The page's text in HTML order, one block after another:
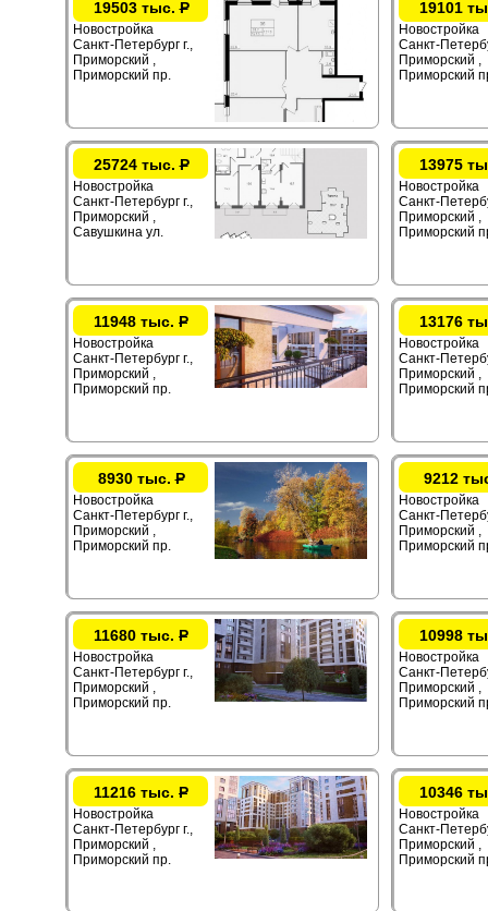
19503 тыс.Р
Новостройка
Санкт-Петербург г.,
Приморский ,
Приморский пр.
19101
Новостройка
Санкт-
Приморский ,
Приморский
25724 тыс.Р
Новостройка
Санкт-Петербург г.,
Приморский ,
Савушкина ул.
13975
Новостройка
Санкт-
Приморский ,
Приморский
11948 тыс. Р
Новостройка
Санкт-Петербург г.,
Приморский ,
Приморский пр.
13176
Новостройка
Санкт-
Приморский ,
Приморский
8930 тыс.Р
Новостройка
Санкт-Петербург г.,
Приморский ,
Приморский пр.
9212
Новостройка
Санкт-
Приморский ,
Приморский
11680 тыс. Р
Новостройка
Санкт-Петербург г.,
Приморский ,
Приморский пр.
10998
Новостройка
Санкт-
Приморский ,
Приморский
11216 тыс. Р
Новостройка
Санкт-Петербург г.,
Приморский ,
Приморский пр.
10346
Новостройка
Санкт-
Приморский ,
Приморский